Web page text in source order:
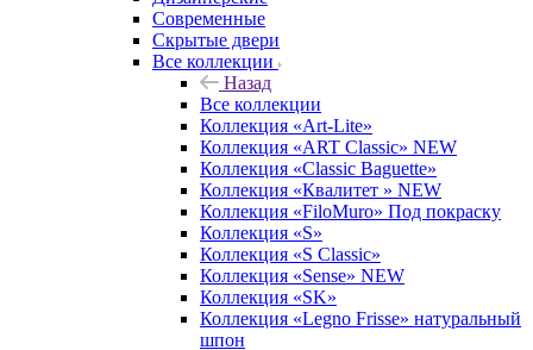
Современные
Скрытые двери
Все коллекции
Назад
Все коллекции
Коллекция «Art-Lite»
Коллекция «ART Classic» NEW
Коллекция «Classic Baguette»
Коллекция «Квалитет » NEW
Коллекция «FiloMuro» Под покраску
Коллекция «S»
Коллекция «S Classic»
Коллекция «Sense» NEW
Коллекция «SK»
Коллекция «Legno Frisse» натуральный
шпон